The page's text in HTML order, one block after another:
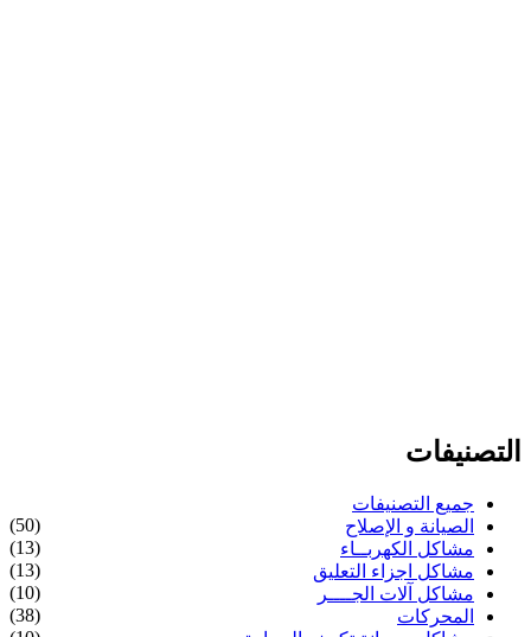
التصنيفات
جميع التصنيفات
الصيانة و الإصلاح
(50)
مشاكل الكهربــاء
(13)
مشاكل اجزاء التعليق
(13)
مشاكل آلات الجــــر
(10)
المحركات
(38)